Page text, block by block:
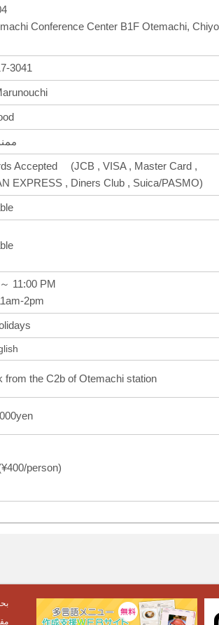
Conference Center B1F Otemachi,
3041
Accepted (JCB , VISA , Master Card ,
EXPRESS , Diners Club , Suica/PASMO)
11:00 PM
2pm
from the C2b of Otemachi station
person)